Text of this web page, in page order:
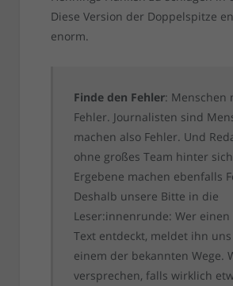
Diese Version der Doppelspitze
enorm.
Finde den Fehler: Menschen
Fehler. Journalisten sind
machen also Fehler. Und
ohne großes Team hinter
Ergebene machen ebenfalls
Deshalb unsere Bitte in die
Leser:innenrunde: Wer einen
Text entdeckt, meldet ihn
einem der bekannten Wege.
versprechen, falls wirklich